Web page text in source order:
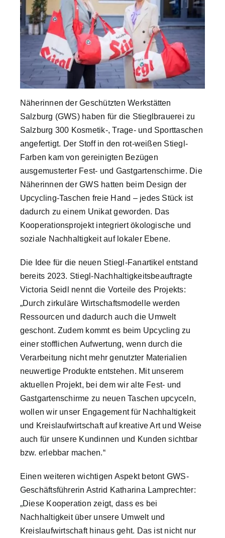
Company Profiles
Best Practices
Nachhaltigkeit
Magazin
Suche
nach:
Näherinnen der Geschützten Werkstätten
Salzburg (GWS) haben für die Stieglbrauerei zu
Salzburg 300 Kosmetik-, Trage- und Sporttaschen
angefertigt. Der Stoff in den rot-weißen Stiegl-
Farben kam von gereinigten Bezügen
ausgemusterter Fest- und Gastgartenschirme. Die
Näherinnen der GWS hatten beim Design der
Upcycling-Taschen freie Hand – jedes Stück ist
dadurch zu einem Unikat geworden. Das
Kooperationsprojekt integriert ökologische und
soziale Nachhaltigkeit auf lokaler Ebene.
Die Idee für die neuen Stiegl-Fanartikel entstand
bereits 2023. Stiegl-Nachhaltigkeitsbeauftragte
Victoria Seidl nennt die Vorteile des Projekts:
„Durch zirkuläre Wirtschaftsmodelle werden
Ressourcen und dadurch auch die Umwelt
geschont. Zudem kommt es beim Upcycling zu
einer stofflichen Aufwertung, wenn durch die
Verarbeitung nicht mehr genutzter Materialien
neuwertige Produkte entstehen. Mit unserem
aktuellen Projekt, bei dem wir alte Fest- und
Gastgartenschirme zu neuen Taschen upcyceln,
wollen wir unser Engagement für Nachhaltigkeit
und Kreislaufwirtschaft auf kreative Art und Weise
auch für unsere Kundinnen und Kunden sichtbar
bzw. erlebbar machen.“
Einen weiteren wichtigen Aspekt betont GWS-
Geschäftsführerin Astrid Katharina Lamprechter:
„Diese Kooperation zeigt, dass es bei
Nachhaltigkeit über unsere Umwelt und
Kreislaufwirtschaft hinaus geht. Das ist nicht nur